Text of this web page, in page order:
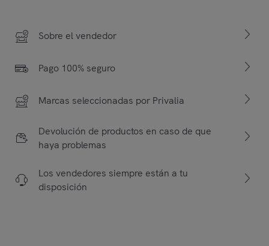
Sobre el vendedor
Pago 100% seguro
Marcas seleccionadas por Privalia
Devolución de productos en caso de que
haya problemas
Los vendedores siempre están a tu
disposición